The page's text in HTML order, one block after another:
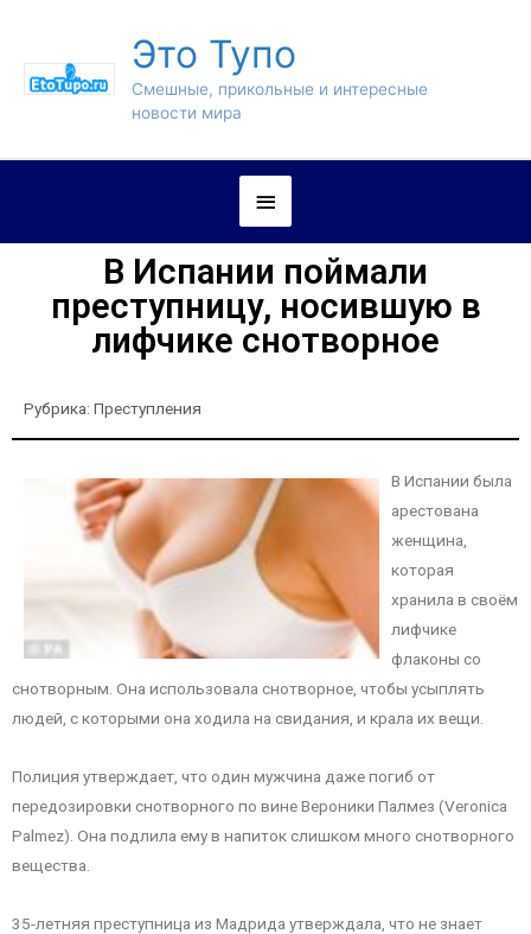
Это Тупо
Смешные, прикольные и интересные
новости мира
В Испании поймали
преступницу, носившую в
лифчике снотворное
Рубрика: Преступления
В Испании была
арестована
женщина,
которая
хранила в своём
лифчике
флаконы со
снотворным. Она использовала снотворное, чтобы усыплять
людей, с которыми она ходила на свидания, и крала их вещи.
Полиция утверждает, что один мужчина даже погиб от
передозировки снотворного по вине Вероники Палмез (Veronica
Palmez). Она подлила ему в напиток слишком много снотворного
вещества.
35-летняя преступница из Мадрида утверждала, что не знает